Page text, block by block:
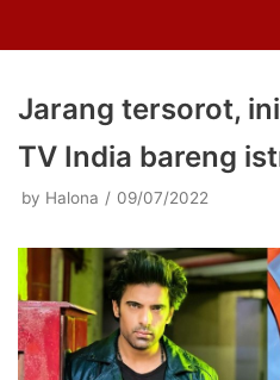
Jarang tersorot,
TV India bareng
by Halona 09/07/2022